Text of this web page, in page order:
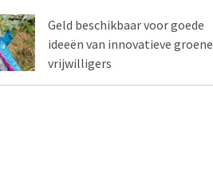
Geld beschikbaar voor goede
ideeën van innovatieve groene
vrijwilligers